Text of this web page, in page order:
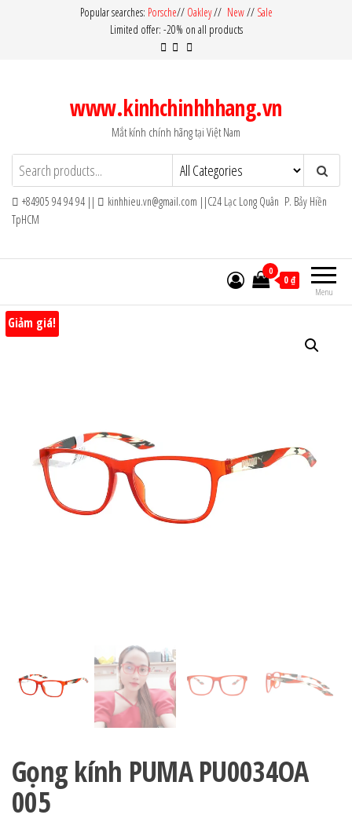
Popular searches: Porsche// Oakley// New// Sale
Limited offer: -20% on all products
www.kinhchinhhhang.vn
Mắt kính chính hãng tại Việt Nam
+84905 94 94 94 ||
kinhhieu.vn@gmail.com ||C24 Lạc Long Quân P. Bảy Hiền
TpHCM
Menu
0
0 ₫
Giảm giá!
Gọng kính PUMA PU0034OA
005